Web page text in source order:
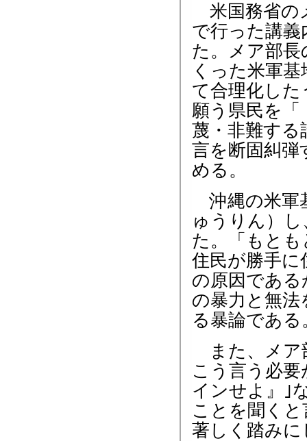
米国務省の
で行った講
た。メア部
くった米軍
て合理化し
願う県民を
蔑・非難する
言を断固糾弾
める。
沖縄の米軍
ゅうりん）
た。「もと
住民が勝手に
の原因であ
の暴力と無法
る暴論である
また、メア
こう言う必
インせよ』｣
ことを聞く
著しく踏み